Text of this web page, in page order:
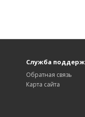
Служба
Обратная связь
Карта сайта